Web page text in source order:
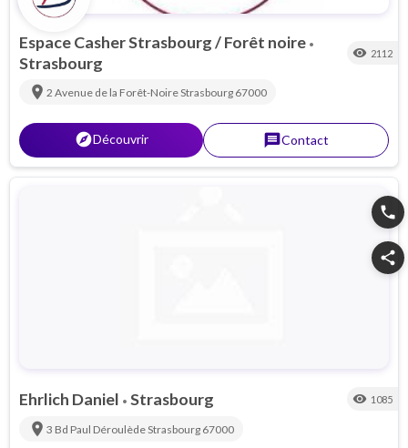
Espace Casher Strasbourg / Forêt noire •
Strasbourg visibility 2112
location_on 2 Avenue de la Forêt-NoireStrasbourg 67000
explorerDécouvrir messageContact
phone
share
Ehrlich Daniel • Strasbourg visibility 1085
location_on 3 Bd Paul DéroulèdeStrasbourg 67000